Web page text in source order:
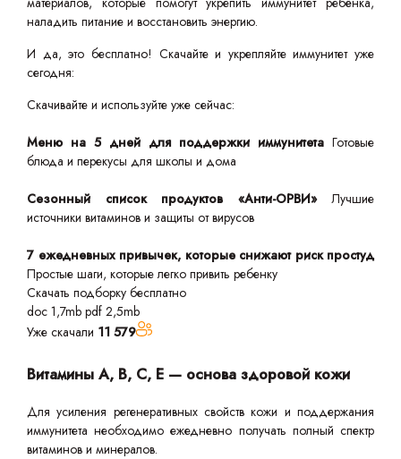
наладить питание и восстановить энергию.
И да, это бесплатно! Скачайте и укрепляйте иммунитет уже
сегодня:
Скачивайте и используйте уже сейчас:
Меню на 5 дней для поддержки иммунитета Готовые
блюда и перекусы для школы и дома
Сезонный список продуктов «Анти-ОРВИ»
Лучшие
источники витаминов и защиты от вирусов
7 ежедневных привычек, которые снижают риск простуд
Простые шаги, которые легко привить ребенку
Скачать подборку бесплатно
doc 1,7mb pdf 2,5mb
Уже скачали 11 579
Витамины А, В, С, Е — основа здоровой кожи
Для усиления регенеративных свойств кожи и поддержания
иммунитета необходимо ежедневно получать полный спектр
витаминов и минералов.